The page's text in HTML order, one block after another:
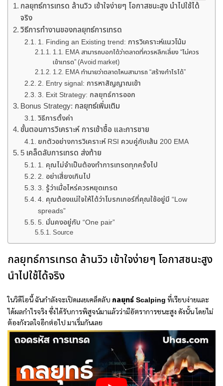
กลยุทธ์การเทรด ล้านวิว เข้าใจง่ายๆ โอกาสชนะสูง นำไปใช้ได้
จริง
วิธีการทำงานของกลยุทธ์การเทรด
1. Finding an Existing trend: การวิเคราะห์แนวโน้ม
1.1. EMA สามารถบอกได้ว่าตลาดที่ควรหลีกเลี่ยง “ไม่ควร
เข้าเทรด” (Avoid market)
1.2. EMA ทำนายว่าตลาดไหนสามารถ “สร้างกำไรได้”
2. Entry signal: การหาสัญญาณเข้า
3. Exit Strategy: กลยุทธ์การออก
Bonus Strategy: กลยุทธ์เพิ่มเติม
วิธีการตั้งค่า
ขั้นตอนการวิเคราะห์ การเข้าซื้อ และการขาย
ยกตัวอย่างการวิเคราะห์ RSI ควบคู่กับเส้น 200 EMA
5 เคล็ดลับการเทรด ส่งท้าย
1. คุณไม่จำเป็นต้องทำการเทรดทุกครั้งไป
2. อย่าเสี่ยงเกินไป
3. รู้ว่าเมื่อไหร่ควรหยุดเทรด
4. คุณต้องแน่ใจให้ได้ว่าโบรกเกอร์ที่คุณใช้อยู่มี “Low
spreads”
5. มั่นคงอยู่กับ “One pair”
Source
กลยุทธ์การเทรด ล้านวิว เข้าใจง่ายๆ โอกาสชนะสูง
นำไปใช้ได้จริง
ในวิดีโอนี้ ฉันกำลังจะเปิดเผยเคล็ดลับ กลยุทธ์ Scalping ที่เรียบง่ายและ
ได้ผลกำไรจริง ซึ่งได้รับการพิสูจน์มาแล้วว่ามีอัตราการชนะสูง ดังนั้น โดยไม่
ต้องกังวลใจอีกต่อไป มาเริ่มกันเลย